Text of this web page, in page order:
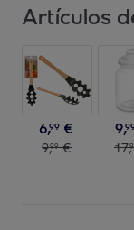
Artículos
6,99 €
9,99 €
9,
17,